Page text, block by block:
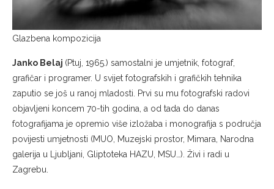
Glazbena kompozicija
Janko Belaj (Ptuj, 1965.) samostalni je umjetnik, fotograf,
grafičar i programer. U svijet fotografskih i grafičkih tehnika
zaputio se još u ranoj mladosti. Prvi su mu fotografski radovi
objavljeni koncem 70-tih godina, a od tada do danas
fotografijama je opremio više izložaba i monografija s područja
povijesti umjetnosti (MUO, Muzejski prostor, Mimara, Narodna
galerija u Ljubljani, Gliptoteka HAZU, MSU…). Živi i radi u
Zagrebu.